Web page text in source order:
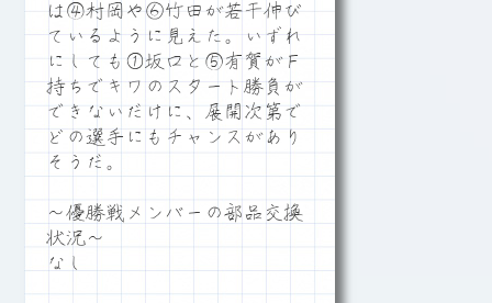
は④村岡や⑥竹田が若干伸び
ているように見えた。いずれ
にしても①坂口と⑤有賀がＦ
持ちでキワのスタート勝負が
できないだけに、展開次第で
どの選手にもチャンスがあり
そうだ。
～優勝戦メンバーの部品交換
状況～
なし